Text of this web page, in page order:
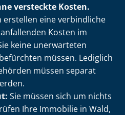
versteckte Kosten.
erstellen eine verbindliche
Kosten im
keine unerwarteten
müssen. Lediglich
müssen separat
Sie müssen sich um nichts
Ihre Immobilie in Wald,